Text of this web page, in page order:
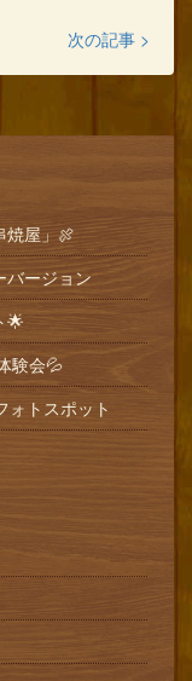
次の記事 >
焼屋」🍖
バージョン
🌟
験会💦
ォトスポット